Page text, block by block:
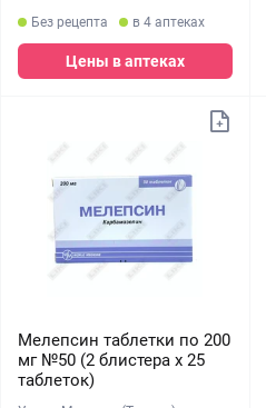
Без рецепта в 4 аптеках
Цены в аптеках
Мелепсин таблетки по 200
мг №50 (2 блистера х 25
таблеток)